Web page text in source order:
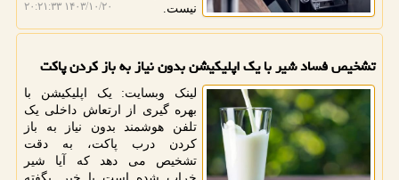
نیست.
۱۴۰۳/۱۰/۲۰ ۲۰:۲۱:۳۳
تشخیص فساد شیر با یک اپلیکیشن بدون نیاز به باز کردن پاکت
لینک وبسایت: یک اپلیکیشن با
بهره گیری از ارتعاش داخلی یک
تلفن هوشمند بدون نیاز به باز
کردن درب پاکت، به دقت
تشخیص می دهد که آیا شیر